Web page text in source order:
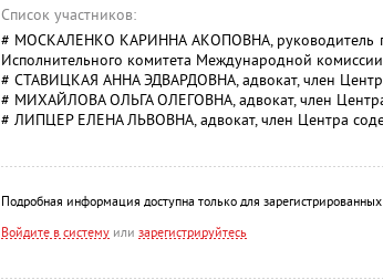
Список участников:
# МОСКАЛЕНКО КАРИННА АКОПОВНА, руководитель
Исполнительного комитета Международной
# СТАВИЦКАЯ АННА ЭДВАРДОВНА, адвокат, член
# МИХАЙЛОВА ОЛЬГА ОЛЕГОВНА, адвокат, член
# ЛИПЦЕР ЕЛЕНА ЛЬВОВНА, адвокат, член Центра
Подробная информация доступна только для
Войдите в системуили зарегистрируйтесь